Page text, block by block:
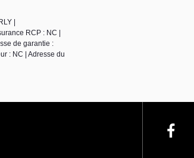
|
RCP : NC |
de garantie :
: NC | Adresse du